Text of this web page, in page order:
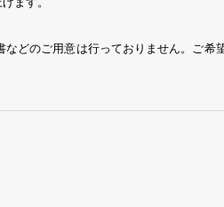
どのご用意は行っておりません。ご希